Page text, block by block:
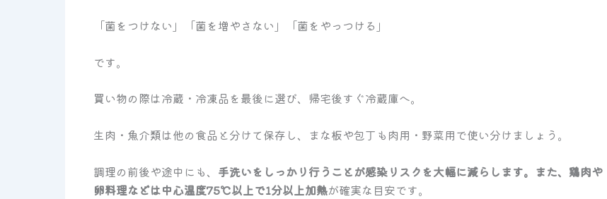
「菌をつけない」「菌を増やさない」「菌をやっつける」
です。
買い物の際は冷蔵・冷凍品を最後に選び、帰宅後すぐ冷蔵庫へ。
生肉・魚介類は他の食品と分けて保存し、まな板や包丁も肉用・野菜用で使い分けましょう。
調理の前後や途中にも、 手洗いをしっかり行うことが感染リスクを大幅に減らします。また、鶏肉や
卵料理などは中心温度75℃以上で1分以上加熱が確実な目安です。